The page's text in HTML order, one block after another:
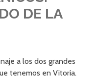
DE LA
a los dos grandes
tenemos en Vitoria.